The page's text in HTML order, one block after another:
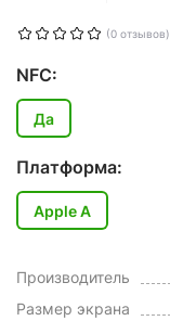
(0 отзывов)
NFC:
Да
Платформа:
Apple A
Производитель
Размер экрана